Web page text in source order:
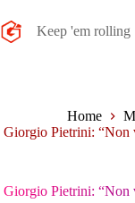
al
contenuto
Keep 'em rolling
Home
Giorgio Pietrini: “Non
Giorgio Pietrini: “Non